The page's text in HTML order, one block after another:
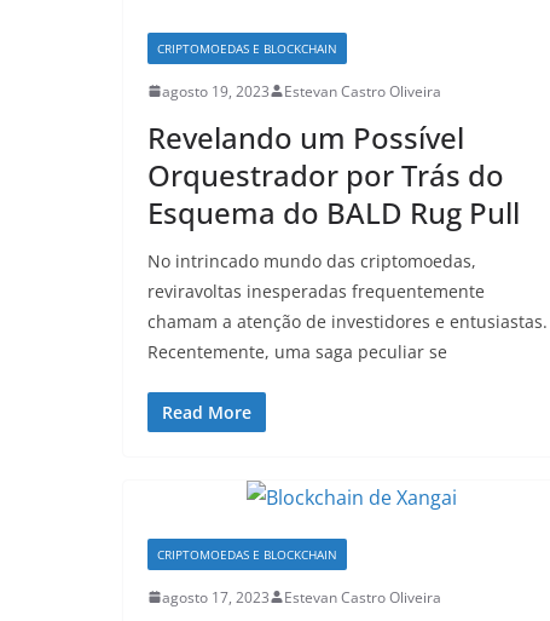
CRIPTOMOEDAS E BLOCKCHAIN
agosto 19, 2023 Estevan Castro Oliveira
Revelando um Possível
Orquestrador por Trás do
Esquema do BALD Rug Pull
No intrincado mundo das criptomoedas,
reviravoltas inesperadas frequentemente
chamam a atenção de investidores e entusiastas.
Recentemente, uma saga peculiar se
Read More
CRIPTOMOEDAS E BLOCKCHAIN
agosto 17, 2023 Estevan Castro Oliveira